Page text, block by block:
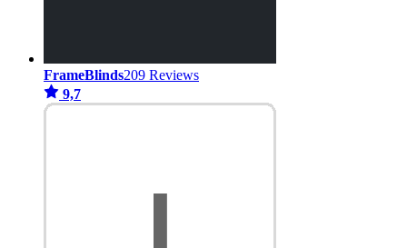
FrameBlinds209 Reviews
9,7